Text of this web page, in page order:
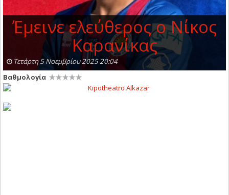
Έμεινε ελεύθερος ο Νίκος
Καρανίκας
Τετάρτη 5 Νοεμβρίου 2025 20:04
Βαθμολογία